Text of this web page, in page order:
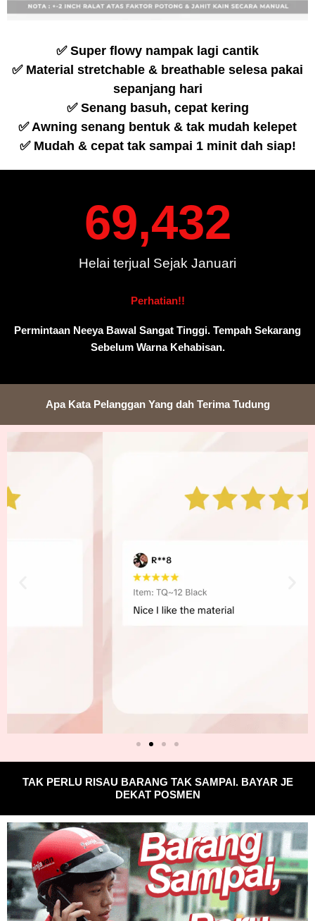
✅ Super flowy nampak lagi cantik
✅ Material stretchable & breathable selesa pakai
sepanjang hari
✅ Senang basuh, cepat kering
✅ Awning senang bentuk & tak mudah kelepet
✅ Mudah & cepat tak sampai 1 minit dah siap!
Helai terjual Sejak Januari
69,432
Perhatian!!
Permintaan Neeya Bawal Sangat Tinggi. Tempah Sekarang
Sebelum Warna Kehabisan.
Apa Kata Pelanggan Yang dah Terima Tudung
TAK PERLU RISAU BARANG TAK SAMPAI. BAYAR JE
DEKAT POSMEN